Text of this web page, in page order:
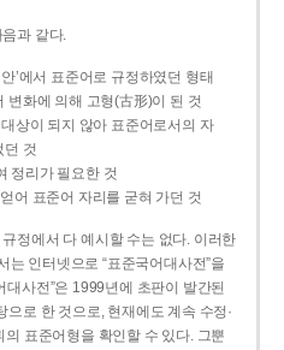
과 같다.
’에서 표준어로 규정하였던 형태
변화에 의해 고형(古形)이 된 것
상이 되지 않아 표준어로서의 자
던 것
정리가 필요한 것
어 표준어 자리를 굳혀 가던 것
정에서 다 예시할 수는 없다. 이러한
인터넷으로 “표준국어대사전”을
사전”은 1999년에 초판이 발간된
으로 한 것으로, 현재에도 계속 수정·
표준어형을 확인할 수 있다. 그뿐